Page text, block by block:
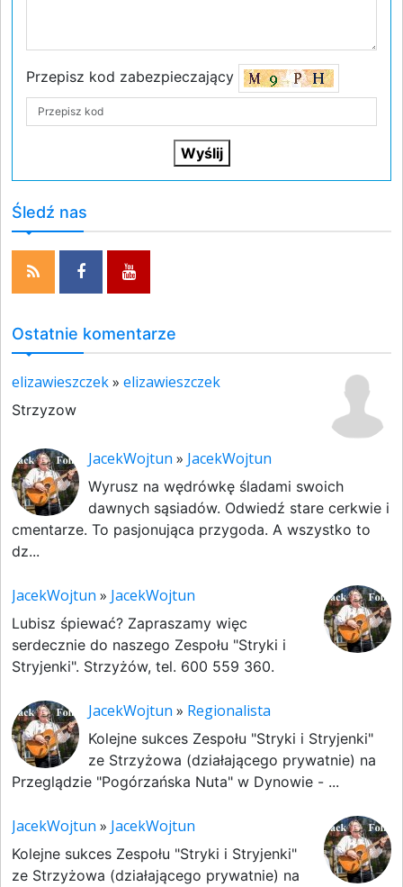
Przepisz kod zabezpieczający
Śledź nas
Ostatnie komentarze
elizawieszczek» elizawieszczek
Strzyzow
JacekWojtun » JacekWojtun
Wyrusz na wędrówkę śladami swoich
dawnych sąsiadów. Odwiedź stare cerkwie i
cmentarze. To pasjonująca przygoda. A wszystko to
dz...
JacekWojtun » JacekWojtun
Lubisz śpiewać? Zapraszamy więc
serdecznie do naszego Zespołu "Stryki i
Stryjenki". Strzyżów, tel. 600 559 360.
JacekWojtun » Regionalista
Kolejne sukces Zespołu "Stryki i Stryjenki"
ze Strzyżowa (działającego prywatnie) na
Przeglądzie "Pogórzańska Nuta" w Dynowie - ...
JacekWojtun » JacekWojtun
Kolejne sukces Zespołu "Stryki i Stryjenki"
ze Strzyżowa (działającego prywatnie) na